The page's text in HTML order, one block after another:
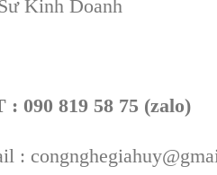
Kinh Doanh
: 090 819 58 75 (zalo)
: